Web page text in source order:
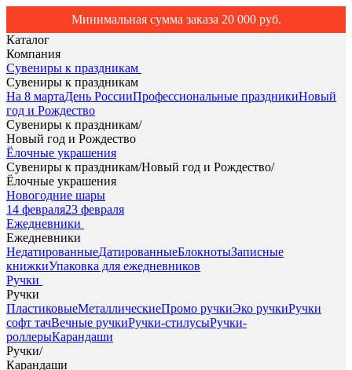
Минимальная сумма заказа 20 000 руб.
Каталог
Компания
Сувениры к праздникам
Сувениры к праздникам
На 8 мартаДень РоссииПрофессиональные праздникиНовый
год и Рождество
Сувениры к праздникам/
Новый год и Рождество
Ёлочные украшения
Сувениры к праздникам/Новый год и Рождество/
Ёлочные украшения
Новогодние шары
14 февраля23 февраля
Ежедневники
Ежедневники
НедатированныеДатированныеБлокнотыЗаписные
книжкиУпаковка для ежедневников
Ручки
Ручки
ПластиковыеМеталлическиеПромо ручкиЭко ручкиРучки
софт тачВечные ручкиРучки-стилусыРучки-
роллерыКарандаши
Ручки/
Карандаши